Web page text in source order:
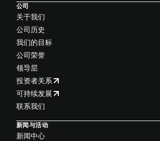
公司
关于我们
公司历史
我们的目标
公司荣誉
领导层
投资者关系
可持续发展
联系我们
新闻与活动
新闻中心